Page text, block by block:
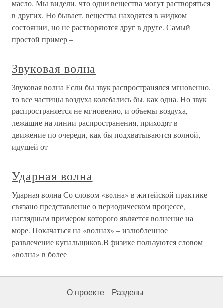
масло. Мы видели, что одни вещества могут растворяться
в других. Но бывает, вещества находятся в жидком
состоянии, но не растворяются друг в друге. Самый
простой пример –
Звуковая волна
Звуковая волна Если бы звук распространялся мгновенно,
то все частицы воздуха колебались бы, как одна. Но звук
распространяется не мгновенно, и объемы воздуха,
лежащие на линии распространения, приходят в
движение по очереди, как бы подхватываются волной,
идущей от
Ударная волна
Ударная волна Со словом «волна» в житейской практике
связано представление о периодическом процессе,
наглядным примером которого является волнение на
море. Покачаться на «волнах» – излюбленное
развлечение купальщиков.В физике пользуются словом
«волна» в более
О проекте Разделы